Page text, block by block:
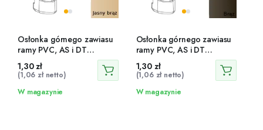
Osłonka górnego zawiasu
ramy PVC, AS i DT
jasnobrązowa – 42097
1,30zł
(1,06 złnetto)
W magazynie
Osłonka górnego zawiasu
ramy PVC, AS i DT
brązowa – 42189
1,30 zł
(1,06 złnetto)
W magazynie